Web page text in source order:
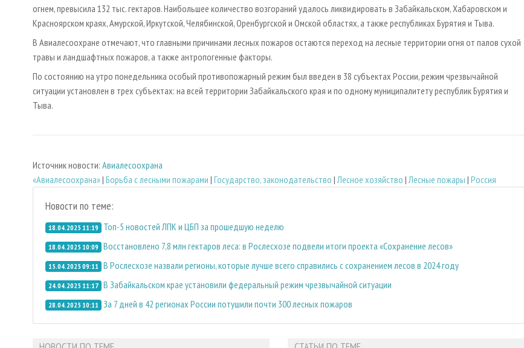
огнем, превысила 132 тыс. гектаров. Наибольшее количество возгораний удалось ликвидировать в Забайкальском, Хабаровском и
Красноярском краях, Амурской, Иркутской, Челябинской, Оренбургской и Омской областях, а также республиках Бурятия и Тыва.
В Авиалесоохране отмечают, что главными причинами лесных пожаров остаются переход на лесные территории огня от палов сухой
травы и ландшафтных пожаров, а также антропогенные факторы.
По состоянию на утро понедельника особый противопожарный режим был введен в 38 субъектах России, режим чрезвычайной
ситуации установлен в трех субъектах: на всей территории Забайкальского края и по одному муниципалитету республик Бурятия и
Тыва.
Источник новости: Авиалесоохрана
«Авиалесоохрана»| Борьба с лесными пожарами | Государство, законодательство | Лесное хозяйство | Лесные пожары | Россия
Новости по теме:
18.04.2025 11:19 Топ-5 новостей ЛПК и ЦБП за прошедшую неделю
18.04.2025 10:09 Восстановлено 7,8 млн гектаров леса: в Рослесхозе подвели итоги проекта «Сохранение лесов»
15.04.2025 09:11 В Рослесхозе назвали регионы, которые лучше всего справились с сохранением лесов в 2024 году
24.04.2025 11:17 В Забайкальском крае установили федеральный режим чрезвычайной ситуации
28.04.2025 10:11 За 7 дней в 42 регионах России потушили почти 300 лесных пожаров